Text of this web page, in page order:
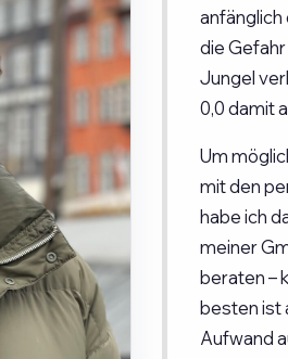
anfänglich
die
Jungel
0,0 damit
Um
mit den
habe ich
meiner
beraten –
besten ist
Aufwand